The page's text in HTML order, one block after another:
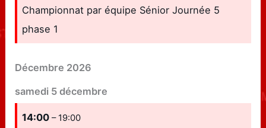
Championnat par équipe Sénior Journée 5
phase 1
Décembre 2026
samedi 5 décembre
14:00– 19:00